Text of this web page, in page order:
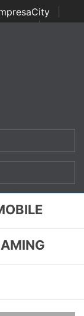
| Italian